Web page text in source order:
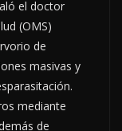
el doctor
(OMS)
de
masivas y
mediante
de